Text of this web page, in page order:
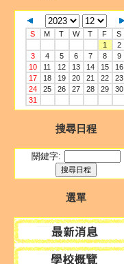
S M T W T F
S
1
2
3
4 5 6 7 8
9
10
11 12 13 14 15
16
17
18 19 20 21 22
23
24
25 26 27 28 29
30
31
搜尋日程
關鍵字:
選單